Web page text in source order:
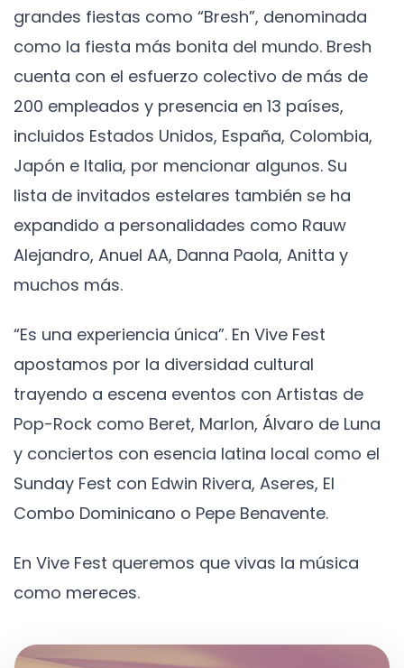
grandes fiestas como “Bresh”, denominada
como la fiesta más bonita del mundo. Bresh
cuenta con el esfuerzo colectivo de más de
200 empleados y presencia en 13 países,
incluidos Estados Unidos, España, Colombia,
Japón e Italia, por mencionar algunos. Su
lista de invitados estelares también se ha
expandido a personalidades como Rauw
Alejandro, Anuel AA, Danna Paola, Anitta y
muchos más.
“Es una experiencia única”. En Vive Fest
apostamos por la diversidad cultural
trayendo a escena eventos con Artistas de
Pop-Rock como Beret, Marlon, Álvaro de Luna
y conciertos con esencia latina local como el
Sunday Fest con Edwin Rivera, Aseres, El
Combo Dominicano o Pepe Benavente.
En Vive Fest queremos que vivas la música
como mereces.